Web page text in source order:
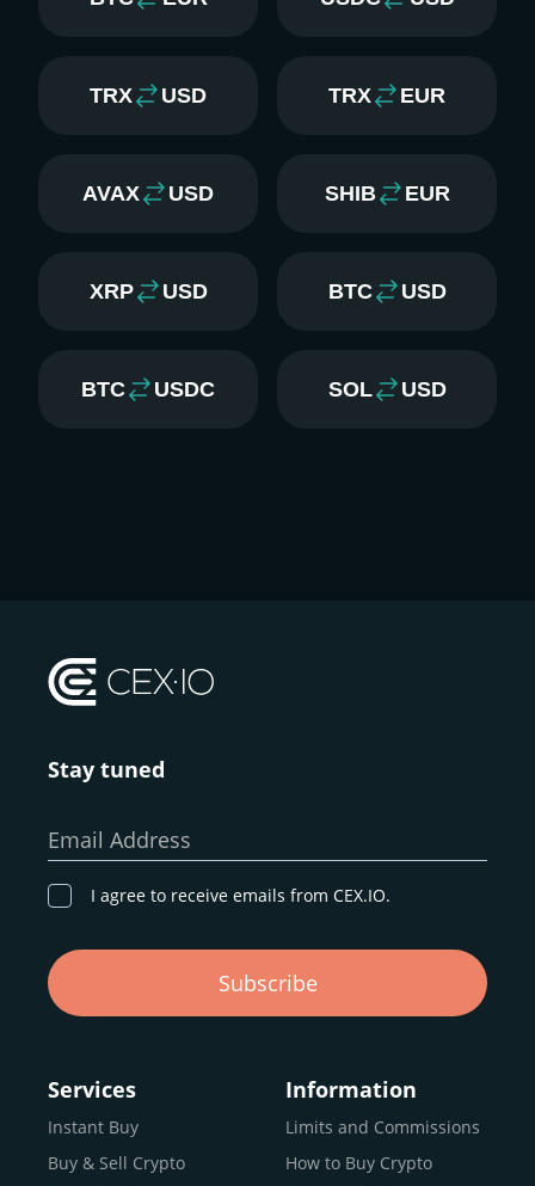
TRX USD TRX EUR
AVAX USD SHIB EUR
XRP USD BTC USD
BTC USDC SOL USD
Stay tuned
Email Address
I agree to receive emails from CEX.IO.
Subscribe
Services
Instant Buy
Buy & Sell Crypto
Information
Limits and Commissions
How to Buy Crypto